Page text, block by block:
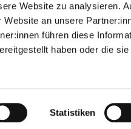
Website zu analysieren.
an unsere
führen diese
haben oder die
Statistiken